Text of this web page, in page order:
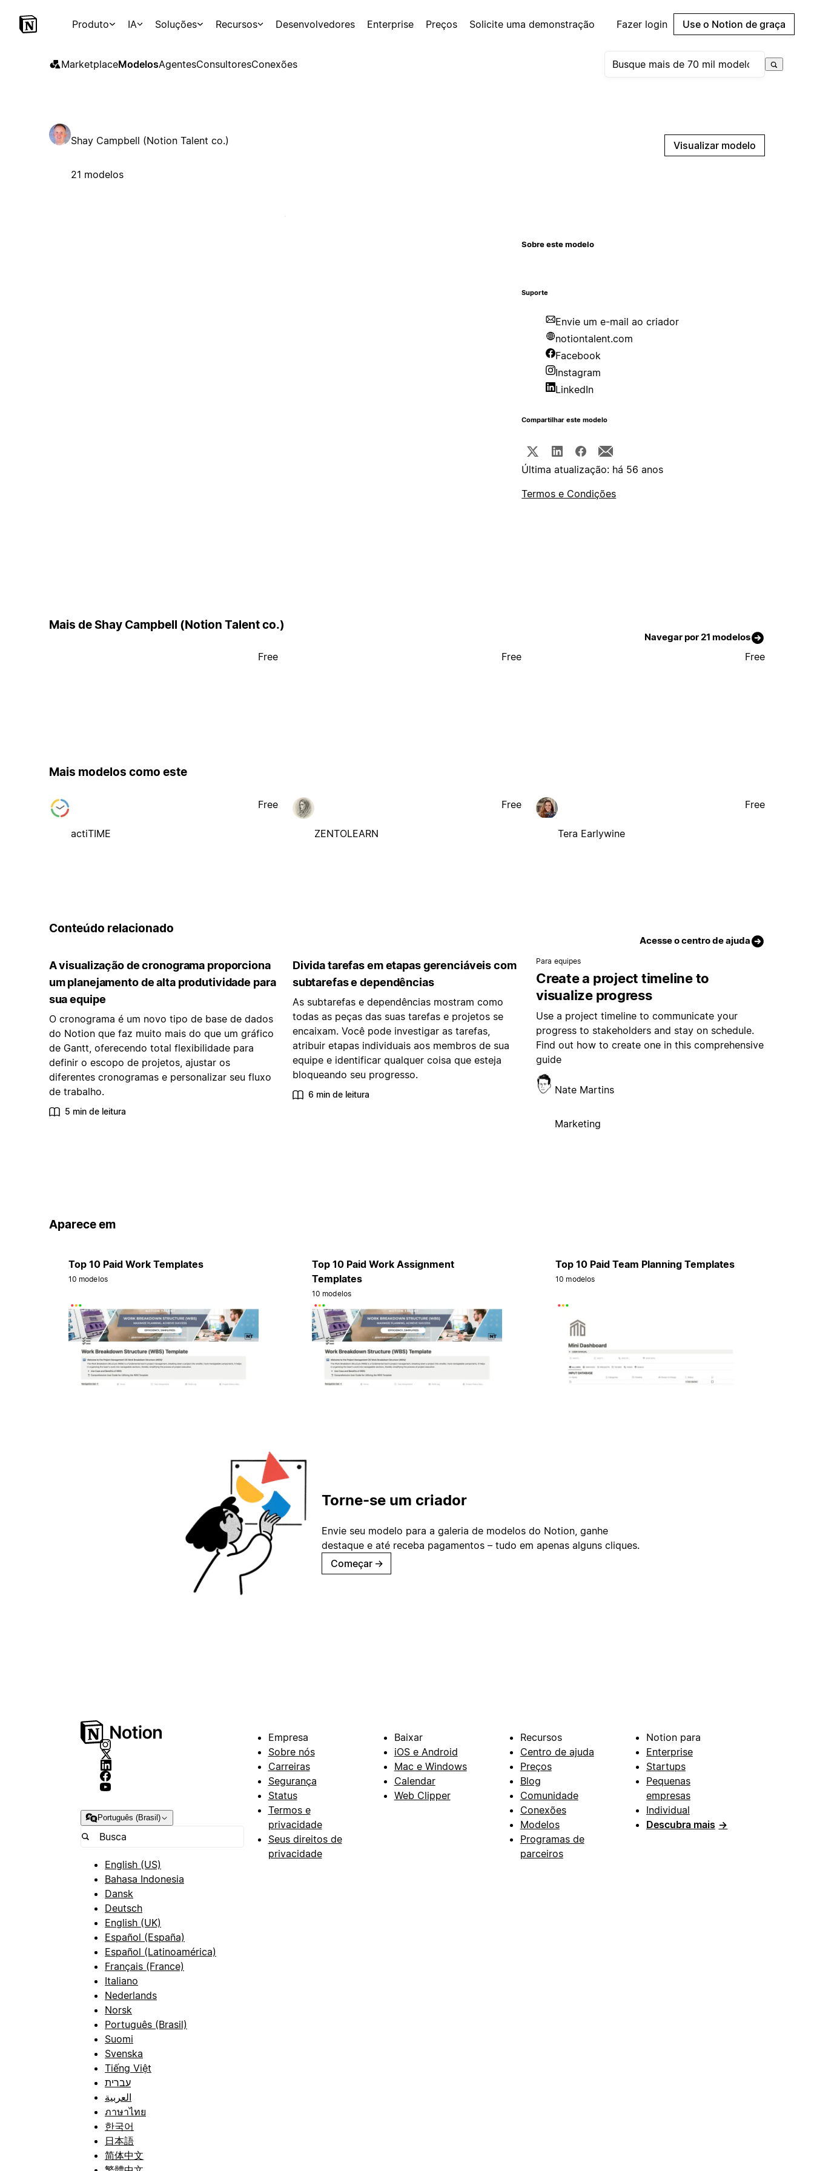
Produto IA Soluções Recursos Desenvolvedores Enterprise Preços Solicite uma demonstração Fazer login Use o Notion de graça
MarketplaceModelosAgentesConsultoresConexões
Shay Campbell (Notion Talent co.)
21 modelos
Visualizar modelo
Sobre este modelo
Suporte
Envie um e-mail ao criador
notiontalent.com
Facebook
Instagram
LinkedIn
Compartilhar este modelo
Última atualização: há 56 anos
Termos e Condições
Mais de Shay Campbell (Notion Talent co.)
Navegar por 21 modelos
Free Free Free
Mais modelos como este
actiTIME
Free
ZENTOLEARN
Free
Tera Earlywine
Free
Conteúdo relacionado
Acesse o centro de ajuda
A visualização de cronograma proporciona
um planejamento de alta produtividade para
sua equipe
O cronograma é um novo tipo de base de dados
do Notion que faz muito mais do que um gráfico
de Gantt, oferecendo total flexibilidade para
definir o escopo de projetos, ajustar os
diferentes cronogramas e personalizar seu fluxo
de trabalho.
5 min de leitura
Divida tarefas em etapas gerenciáveis com
subtarefas e dependências
As subtarefas e dependências mostram como
todas as peças das suas tarefas e projetos se
encaixam. Você pode investigar as tarefas,
atribuir etapas individuais aos membros de sua
equipe e identificar qualquer coisa que esteja
bloqueando seu progresso.
6 min de leitura
Para equipes
Create a project timeline to
visualize progress
Use a project timeline to communicate your
progress to stakeholders and stay on schedule.
Find out how to create one in this comprehensive
guide
Nate Martins
Marketing
Aparece em
Top 10 Paid Work Templates
10 modelos
Top 10 Paid Work Assignment
Templates
10 modelos
Top 10 Paid Team Planning Templates
10 modelos
Torne-se um criador
Envie seu modelo para a galeria de modelos do Notion, ganhe
destaque e até receba pagamentos – tudo em apenas alguns cliques.
Começar →
Português (Brasil)
English (US)
Bahasa Indonesia
Dansk
Deutsch
English (UK)
Español (España)
Español (Latinoamérica)
Français (France)
Italiano
Nederlands
Norsk
Português (Brasil)
Suomi
Svenska
Tiếng Việt
עברית
العربية
ภาษาไทย
한국어
日本語
简体中文
Empresa
Sobre nós
Carreiras
Segurança
Status
Termos e
privacidade
Seus direitos de
privacidade
Baixar
iOS e Android
Mac e Windows
Calendar
Web Clipper
Recursos
Centro de ajuda
Preços
Blog
Comunidade
Conexões
Modelos
Programas de
parceiros
Notion para
Enterprise
Startups
Pequenas
empresas
Individual
Descubra mais →